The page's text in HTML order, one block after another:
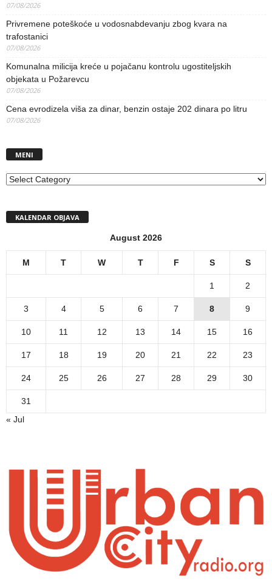
07/08/2026
Privremene poteškoće u vodosnabdevanju zbog kvara na
trafostanici
07/08/2026
Komunalna milicija kreće u pojačanu kontrolu ugostiteljskih
objekata u Požarevcu
07/08/2026
Cena evrodizela viša za dinar, benzin ostaje 202 dinara po litru
07/08/2026
MENI
MENI
KALENDAR OBJAVA
August 2026
M T W T F S S
1 2
3 4 5 6 7 8 9
10 11 12 13 14 15 16
17 18 19 20 21 22 23
24 25 26 27 28 29 30
31
« Jul